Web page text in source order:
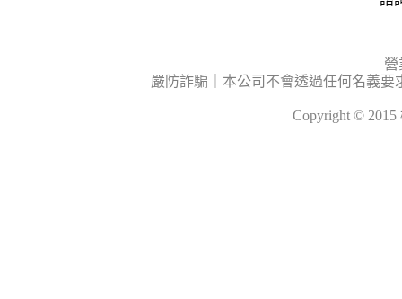
營
嚴防詐騙｜本公司不會透過任何名義
Copyright ©